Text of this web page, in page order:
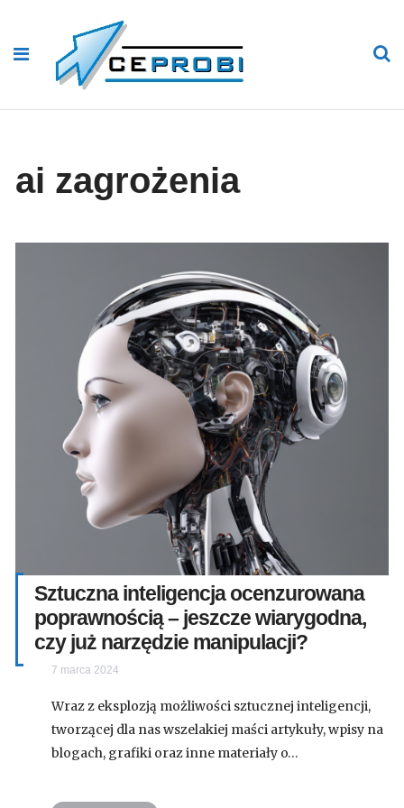
ai zagrożenia
Sztuczna inteligencja ocenzurowana
poprawnością – jeszcze wiarygodna,
czy już narzędzie manipulacji?
7 marca 2024
Wraz z eksplozją możliwości sztucznej inteligencji,
tworzącej dla nas wszelakiej maści artykuły, wpisy na
blogach, grafiki oraz inne materiały o…